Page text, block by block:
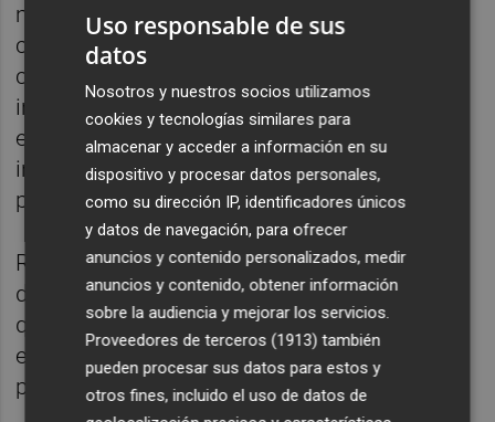
misiones que se están llevando a cabo en
cada uno de los municipios: "Después de
cien días seguimos trabajando con
intensidad para acabar baldeos, retirada de
enseres que quedan en las campas y de
intentar volver a la situación más normal
posible", ha detallado.
Rodríguez ha explicado que el 97 por ciento
de los garajes ya se han limpiado y que
quedan unos 12 o 15 en los que no se ha
entrado, "pero estamos cerca del final
porque avanzamos a buen ritmo".
Uso responsable de sus
datos
Nosotros y nuestros socios utilizamos
cookies y tecnologías similares para
almacenar y acceder a información en su
dispositivo y procesar datos personales,
como su dirección IP, identificadores únicos
y datos de navegación, para ofrecer
anuncios y contenido personalizados, medir
anuncios y contenido, obtener información
sobre la audiencia y mejorar los servicios.
Proveedores de terceros (1913) también
pueden procesar sus datos para estos y
otros fines, incluido el uso de datos de